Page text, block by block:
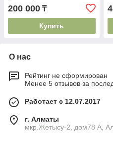
200 000 ₸
Купить
О нас
Рейтинг не сформирован
Менее 5 отзывов за
Работает с 12.07.2017
г. Алматы
мкр.Жетысу-2, дом78 А,